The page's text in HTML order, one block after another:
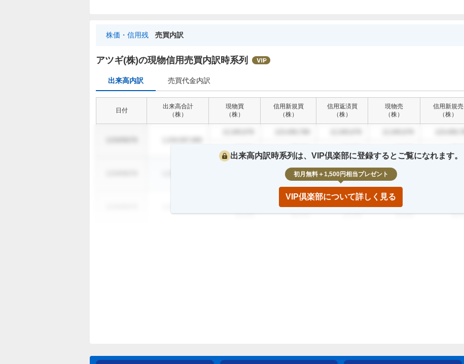
株価・信用残 売買内訳
アツギ(株)の現物信用売買内訳時系列
来
訳
出来高内訳 売買代金内訳
日付
出来高合計
（株）
現物買
（株）
信用新規買
（株）
信用返済買
（株）
現物売
（株）
信用新規売
（株）
23.4% 12.3%
123,456,789 12,345,678 12,345,678
12.3% 23.4% 12.3% 12.3% 23.4
出来高内訳時系列は、VIP倶楽部に登録するとご覧になれます。
初月無料＋1,500円相当プレゼント
VIP倶楽部について詳しく見る